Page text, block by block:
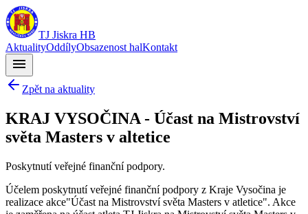
TJ Jiskra HB
AktualityOddílyObsazenost halKontakt
menu
Zpět na aktuality
KRAJ VYSOČINA - Účast na Mistrovství
světa Masters v altetice
Poskytnutí veřejné finanční podpory.
Účelem poskytnutí veřejné finanční podpory z Kraje Vysočina je
realizace akce"Účast na Mistrovství světa Masters v atletice". Akce